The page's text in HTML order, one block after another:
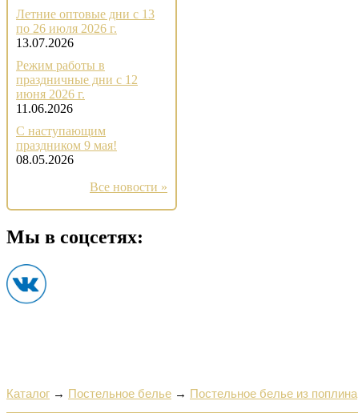
Летние оптовые дни с 13
по 26 июля 2026 г.
13.07.2026
Режим работы в
праздничные дни с 12
июня 2026 г.
11.06.2026
С наступающим
праздником 9 мая!
08.05.2026
Все новости »
Мы в соцсетях:
Каталог → Постельное белье → Постельное белье из поплина